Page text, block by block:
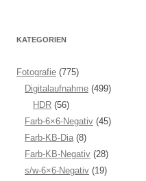
KATEGORIEN
Fotografie (775)
Digitalaufnahme (499)
HDR (56)
Farb-6×6-Negativ (45)
Farb-KB-Dia (8)
Farb-KB-Negativ (28)
s/w-6×6-Negativ (19)